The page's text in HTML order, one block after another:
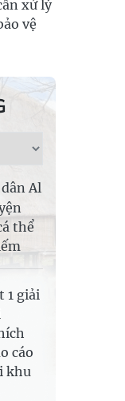
xử lý
vệ
Al
thể
1 giải
cáo
khu